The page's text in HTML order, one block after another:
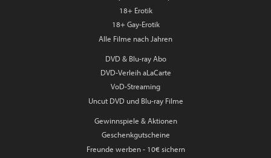
18+ Erotik
18+ Gay-Erotik
Alle Filme nach Jahren
DVD & Blu-ray Abo
DVD-Verleih aLaCarte
VoD-Streaming
Uncut DVD und Blu-ray Filme
Gewinnspiele & Aktionen
Geschenkgutscheine
Freunde werben - 10€ sichern